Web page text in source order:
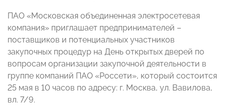
ПАО «Московская объединенная электросетевая
компания» приглашает предпринимателей –
поставщиков и потенциальных участников
закупочных процедур на День открытых дверей по
вопросам организации закупочной деятельности в
группе компаний ПАО «Россети», который состоится
25 мая в 10 часов по адресу: г. Москва, ул. Вавилова,
вл. 7/9.